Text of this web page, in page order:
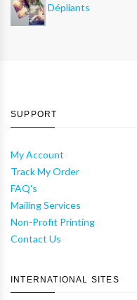
Dépliants
SUPPORT
My Account
Track My Order
FAQ's
Mailing Services
Non-Profit Printing
Contact Us
INTERNATIONAL SITES